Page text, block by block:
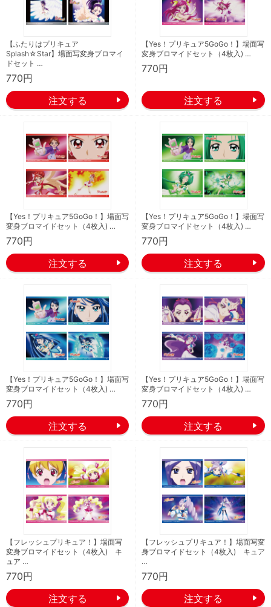
【ふたりはプリキュア
Splash☆Star】場面写変身ブロマイ
ドセット …
770円
【Yes！プリキュア5GoGo！】場面写
変身ブロマイドセット（4枚入) …
770円
【Yes！プリキュア5GoGo！】場面写
変身ブロマイドセット（4枚入) …
770円
【Yes！プリキュア5GoGo！】場面写
変身ブロマイドセット（4枚入) …
770円
【Yes！プリキュア5GoGo！】場面写
変身ブロマイドセット（4枚入) …
770円
【Yes！プリキュア5GoGo！】場面写
変身ブロマイドセット（4枚入) …
770円
【フレッシュプリキュア！】場面写
変身ブロマイドセット（4枚入) キ
ュア …
770円
【フレッシュプリキュア！】場面写変
身ブロマイドセット（4枚入) キュア
…
770円